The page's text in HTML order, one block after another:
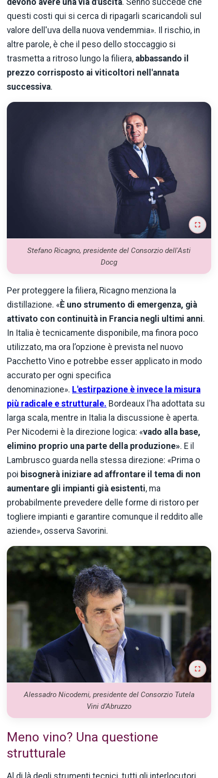
questi costi qui si cerca di ripagarli scaricandoli sul
valore dell'uva della nuova vendemmia». Il rischio, in
altre parole, è che il peso dello stoccaggio si
trasmetta a ritroso lungo la filiera, abbassando il
prezzo corrisposto ai viticoltori nell'annata
successiva.
Stefano Ricagno, presidente del Consorzio dell'Asti
Docg
Per proteggere la filiera, Ricagno menziona la
distillazione. «È uno strumento di emergenza, già
attivato con continuità in Francia negli ultimi anni.
In Italia è tecnicamente disponibile, ma finora poco
utilizzato, ma ora l’opzione è prevista nel nuovo
Pacchetto Vino e potrebbe esser applicato in modo
accurato per ogni specifica
denominazione». L'estirpazione è invece la misura
più radicale e strutturale. Bordeaux l'ha adottata su
larga scala, mentre in Italia la discussione è aperta.
Per Nicodemi è la direzione logica: «vado alla base,
elimino proprio una parte della produzione». E il
Lambrusco guarda nella stessa direzione: «Prima o
poi bisognerà iniziare ad affrontare il tema di non
aumentare gli impianti già esistenti, ma
probabilmente prevedere delle forme di ristoro per
togliere impianti e garantire comunque il reddito alle
aziende», osserva Savorini.
Alessadro Nicodemi, presidente del Consorzio Tutela
Vini d’Abruzzo
Meno vino? Una questione
strutturale